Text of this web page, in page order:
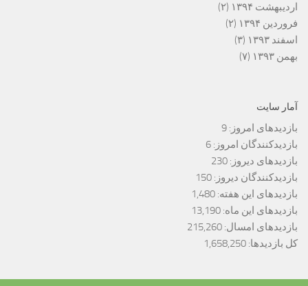
اردیبهشت ۱۳۹۴
(۲)
فروردین ۱۳۹۴
(۲)
اسفند ۱۳۹۳
(۳)
بهمن ۱۳۹۳
(۷)
آمار سایت
بازدیدهای امروز: 9
بازدیدکنندگان امروز: 6
بازدیدهای دیروز: 230
بازدیدکنندگان دیروز: 150
بازدیدهای این هفته: 1,480
بازدیدهای این ماه: 13,190
بازدیدهای امسال: 215,260
کل بازدیدها: 1,658,250